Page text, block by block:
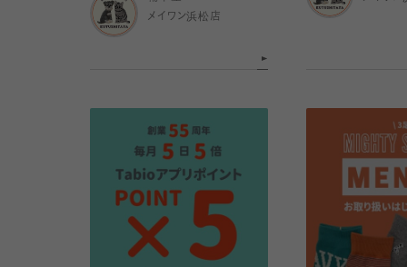
メイワン浜松店